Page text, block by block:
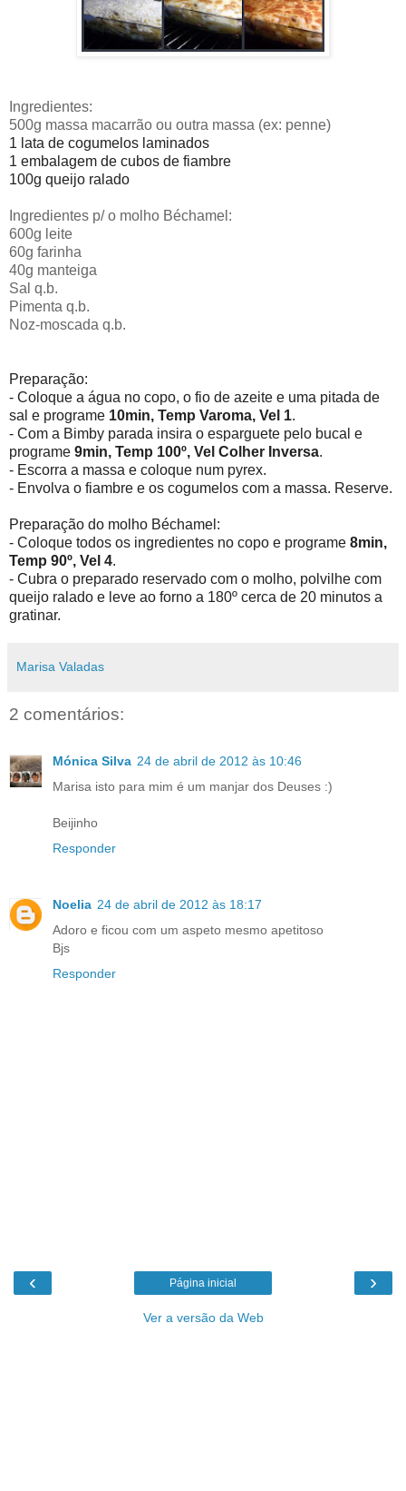
Ingredientes:
500g massa macarrão ou outra massa (ex: penne)
1 lata de cogumelos laminados
1 embalagem de cubos de fiambre
100g queijo ralado
Ingredientes p/ o molho Béchamel:
600g leite
60g farinha
40g manteiga
Sal q.b.
Pimenta q.b.
Noz-moscada q.b.
Preparação:
- Coloque a água no copo, o fio de azeite e uma pitada de
sal e programe 10min, Temp Varoma, Vel 1.
- Com a Bimby parada insira o esparguete pelo bucal e
programe 9min, Temp 100º, Vel Colher Inversa.
- Escorra a massa e coloque num pyrex.
- Envolva o fiambre e os cogumelos com a massa. Reserve.
Preparação do molho Béchamel:
- Coloque todos os ingredientes no copo e programe 8min,
Temp 90º, Vel 4.
- Cubra o preparado reservado com o molho, polvilhe com
queijo ralado e leve ao forno a 180º cerca de 20 minutos a
gratinar.
Marisa Valadas
2 comentários:
Mónica Silva 24 de abril de 2012 às 10:46
Marisa isto para mim é um manjar dos Deuses :)
Beijinho
Responder
Noelia 24 de abril de 2012 às 18:17
Adoro e ficou com um aspeto mesmo apetitoso
Bjs
Responder
‹ ›
Página inicial
Ver a versão da Web